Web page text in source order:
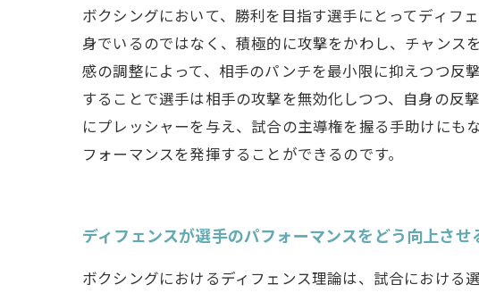
ボクシングにおいて、勝利を目指す選手にとってディフ
身でいるのではなく、積極的に攻撃をかわし、チャンス
感の調整によって、相手のパンチを最小限に抑えつつ反
することで選手は相手の攻撃を無効化しつつ、自身の反
にプレッシャーを与え、試合の主導権を握る手助けにも
フォーマンスを発揮することができるのです。
ディフェンスが選手のパフォーマンスをどう向上させ
ボクシングにおけるディフェンス理論は、試合における